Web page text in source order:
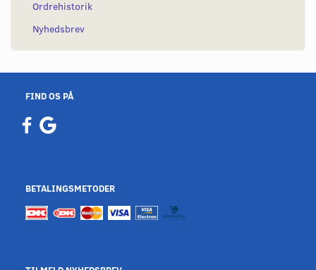
Ordrehistorik
Nyhedsbrev
FIND OS PÅ
BETALINGSMETODER